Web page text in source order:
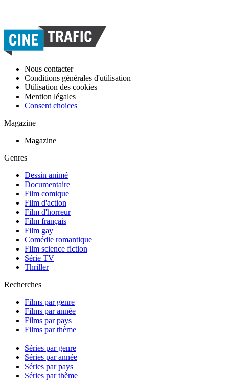
Nous contacter
Conditions générales d'utilisation
Utilisation des cookies
Mention légales
Consent choices
Magazine
Magazine
Genres
Dessin animé
Documentaire
Film comique
Film d'action
Film d'horreur
Film français
Film gay
Comédie romantique
Film science fiction
Série TV
Thriller
Recherches
Films par genre
Films par année
Films par pays
Films par thème
Séries par genre
Séries par année
Séries par pays
Séries par thème